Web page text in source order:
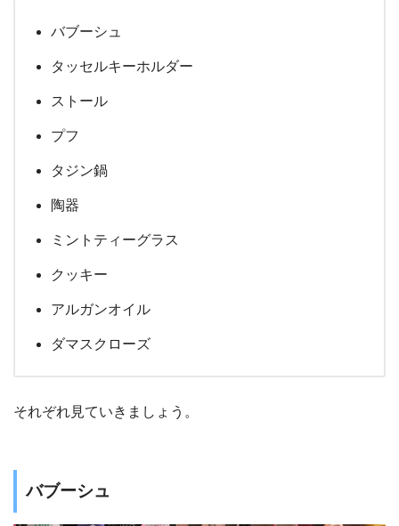
バブーシュ
タッセルキーホルダー
ストール
プフ
タジン鍋
陶器
ミントティーグラス
クッキー
アルガンオイル
ダマスクローズ
それぞれ見ていきましょう。
バブーシュ